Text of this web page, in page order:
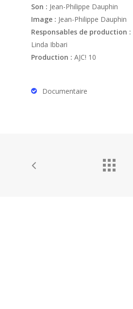
Son : Jean-Philippe Dauphin
Image : Jean-Philippe Dauphin
Responsables de production :
Linda Ibbari
Production : AJC! 10
Documentaire